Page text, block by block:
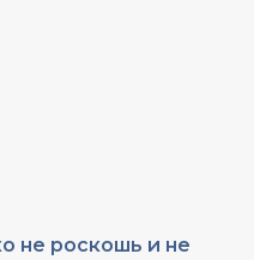
не роскошь и не